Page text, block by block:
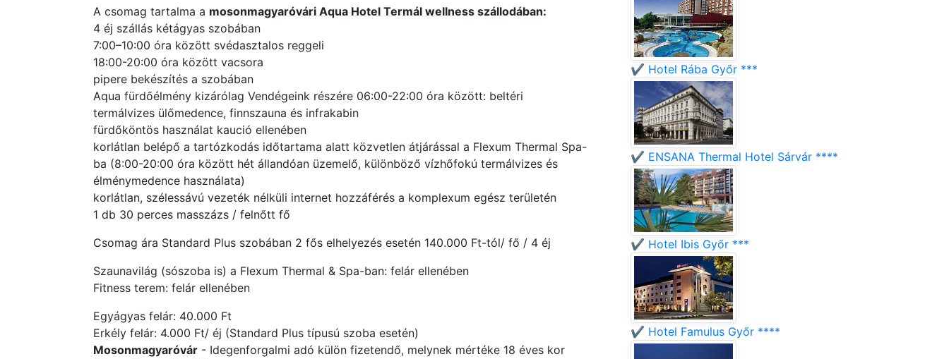
A csomag tartalma a mosonmagyaróvári Aqua Hotel Termál wellness szállodában:
4 éj szállás kétágyas szobában
7:00–10:00 óra között svédasztalos reggeli
18:00-20:00 óra között vacsora
pipere bekészítés a szobában
Aqua fürdőélmény kizárólag Vendégeink részére 06:00-22:00 óra között: beltéri
termálvizes ülőmedence, finnszauna és infrakabin
fürdőköntös használat kaució ellenében
korlátlan belépő a tartózkodás időtartama alatt közvetlen átjárással a Flexum Thermal Spa-
ba (8:00-20:00 óra között hét állandóan üzemelő, különböző vízhőfokú termálvizes és
élménymedence használata)
korlátlan, szélessávú vezeték nélküli internet hozzáférés a komplexum egész területén
1 db 30 perces masszázs / felnőtt fő
Csomag ára Standard Plus szobában 2 fős elhelyezés esetén 140.000 Ft-tól/ fő / 4 éj
Szaunavilág (sószoba is) a Flexum Thermal & Spa-ban: felár ellenében
Fitness terem: felár ellenében
Egyágyas felár: 40.000 Ft
Erkély felár: 4.000 Ft/ éj (Standard Plus típusú szoba esetén)
Mosonmagyaróvár - Idegenforgalmi adó külön fizetendő, melynek mértéke 18 éves kor
✔️ Hotel Rába Győr ***
✔️ ENSANA Thermal Hotel Sárvár ****
✔️ Hotel Ibis Győr ***
✔️ Hotel Famulus Győr ****